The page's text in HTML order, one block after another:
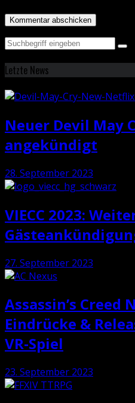
Letzte News
Neuer Devil May
angekündigt
28. September 2023
VIECC 2023:
27. September 2023
Assassin’s Creed
Eindrücke &
VR-Spiel
23. September 2023